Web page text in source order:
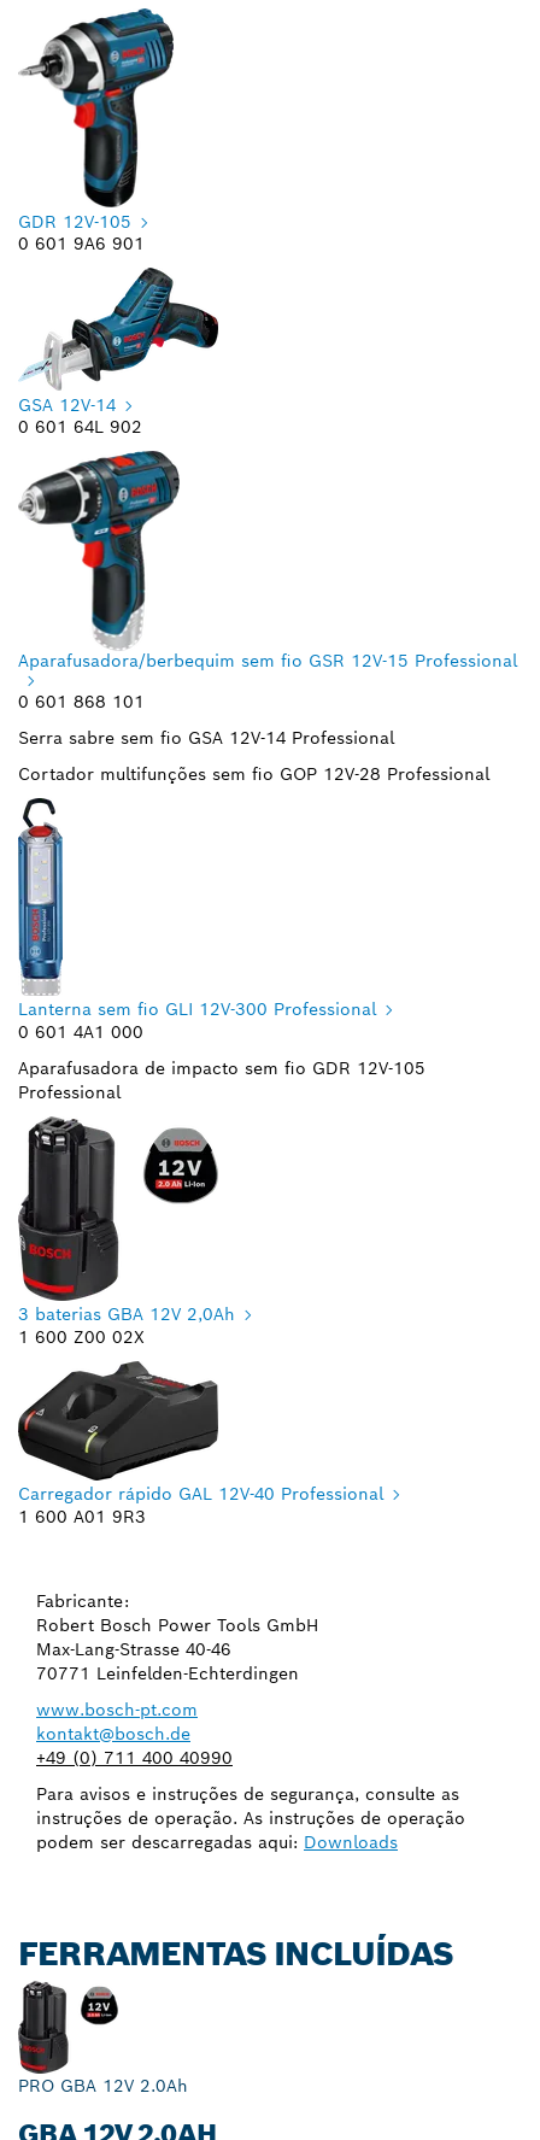
GDR 12V-105
0 601 9A6 901
GSA 12V-14
0 601 64L 902
Aparafusadora/berbequim sem fio GSR 12V-15 Professional
0 601 868 101
Serra sabre sem fio GSA 12V-14 Professional
Cortador multifunções sem fio GOP 12V-28 Professional
Lanterna sem fio GLI 12V-300 Professional
0 601 4A1 000
Aparafusadora de impacto sem fio GDR 12V-105
Professional
3 baterias GBA 12V 2,0Ah
1 600 Z00 02X
Carregador rápido GAL 12V-40 Professional
1 600 A01 9R3
Fabricante:
Robert Bosch Power Tools GmbH
Max-Lang-Strasse 40-46
70771 Leinfelden-Echterdingen
www.bosch-pt.com
kontakt@bosch.de
+49 (0) 711 400 40990
Para avisos e instruções de segurança, consulte as
instruções de operação. As instruções de operação
podem ser descarregadas aqui: Downloads
FERRAMENTAS INCLUÍDAS
PRO GBA 12V 2.0Ah